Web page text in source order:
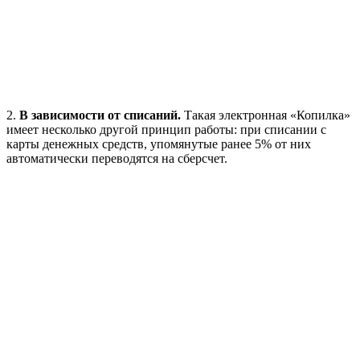
2. В зависимости от списаний. Такая электронная «Копилка»
имеет несколько другой принцип работы: при списании с
карты денежных средств, упомянутые ранее 5% от них
автоматически переводятся на сберсчет.